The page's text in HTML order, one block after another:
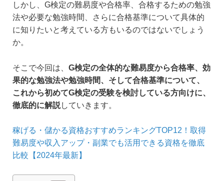
しかし、G検定の難易度や合格率、合格するための勉強
法や必要な勉強時間、さらに合格基準について具体的
に知りたいと考えている方もいるのではないでしょう
か。
そこで今回は、 G検定の全体的な難易度から合格率、効
果的な勉強法や勉強時間、そして合格基準について、
これから初めてG検定の受験を検討している方向けに、
徹底的に解説していきます。
稼げる・儲かる資格おすすめランキングTOP12！取得
難易度や収入アップ・副業でも活用できる資格を徹底
比較【2024年最新】